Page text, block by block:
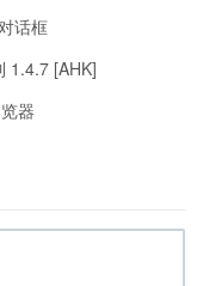
话框
1.4.7 [AHK]
器